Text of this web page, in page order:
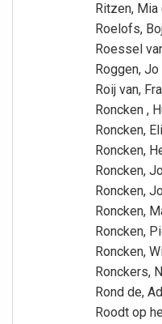
Ritzen,
Roelofs,
Roessel
Roggen,
Roij van,
Roncken ,
Roncken,
Roncken,
Roncken,
Roncken,
Roncken,
Roncken,
Roncken,
Ronckers,
Rond de,
Roodt op